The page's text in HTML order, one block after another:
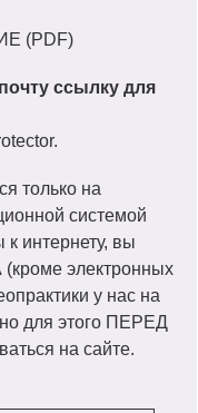
(PDF)
ссылку для
только на
системой
интернету, вы
электронных
у нас на
для этого ПЕРЕД
на сайте.